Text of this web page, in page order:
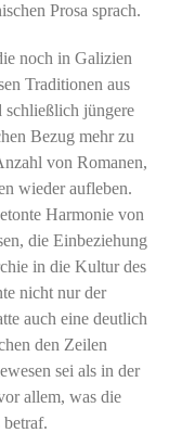
Prosa sprach.
noch in Galizien
Traditionen aus
schließlich jüngere
Bezug mehr zu
von Romanen,
wieder aufleben.
Harmonie von
die Einbeziehung
in die Kultur des
nicht nur der
auch eine deutlich
den Zeilen
sei als in der
allem, was die